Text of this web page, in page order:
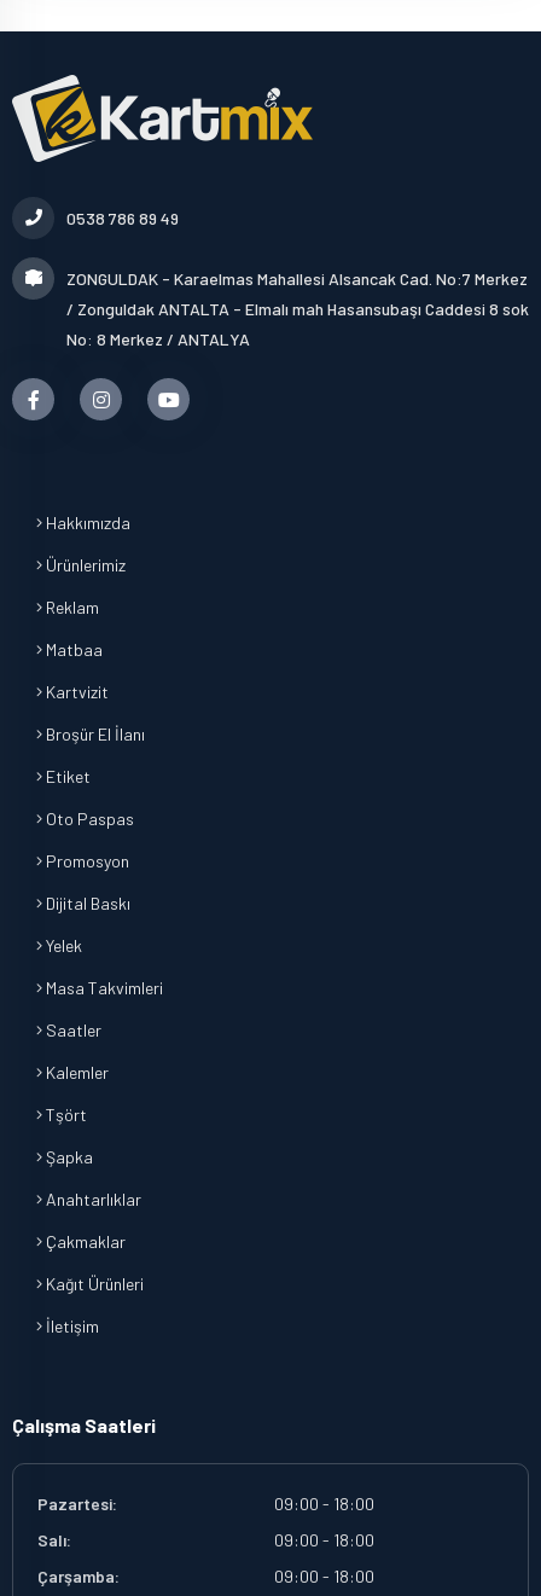
0538 786 89 49
ZONGULDAK - Karaelmas Mahallesi Alsancak Cad. No:7 Merkez
/ Zonguldak ANTALTA - Elmalı mah Hasansubaşı Caddesi 8 sok
No: 8 Merkez / ANTALYA
Hakkımızda
Ürünlerimiz
Reklam
Matbaa
Kartvizit
Broşür El İlanı
Etiket
Oto Paspas
Promosyon
Dijital Baskı
Yelek
Masa Takvimleri
Saatler
Kalemler
Tşört
Şapka
Anahtarlıklar
Çakmaklar
Kağıt Ürünleri
İletişim
Çalışma Saatleri
Pazartesi:
09:00 - 18:00
Salı:
09:00 - 18:00
Çarşamba:
09:00 - 18:00